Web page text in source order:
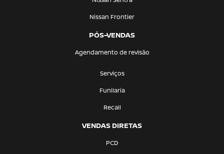
Nissan Frontier
PÓS-VENDAS
Agendamento de revisão
Serviços
Funilaria
Recall
VENDAS DIRETAS
PCD